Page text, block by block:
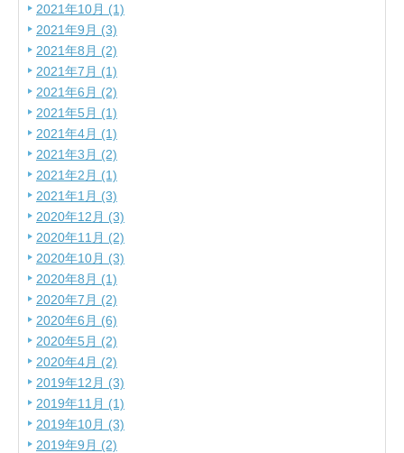
2021年10月 (1)
2021年9月 (3)
2021年8月 (2)
2021年7月 (1)
2021年6月 (2)
2021年5月 (1)
2021年4月 (1)
2021年3月 (2)
2021年2月 (1)
2021年1月 (3)
2020年12月 (3)
2020年11月 (2)
2020年10月 (3)
2020年8月 (1)
2020年7月 (2)
2020年6月 (6)
2020年5月 (2)
2020年4月 (2)
2019年12月 (3)
2019年11月 (1)
2019年10月 (3)
2019年9月 (2)